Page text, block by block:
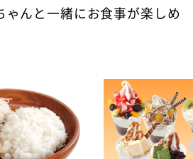
ゃんと一緒にお食事が楽しめ